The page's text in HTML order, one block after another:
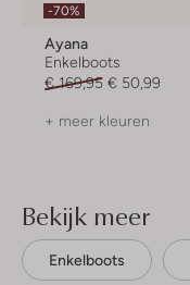
-70%
Ayana
Enkelboots
€ 169,95 € 50,99
+ meer kleuren
Bekijk meer
Enkelboots